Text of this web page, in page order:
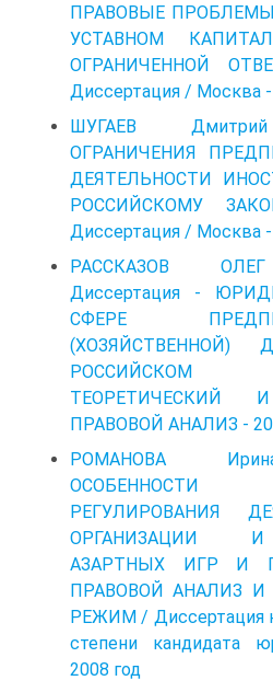
ПРАВОВЫЕ
УСТАВНОМ
ОГРАНИЧЕННОЙ
Диссертация / Москва -
ШУГАЕВ Дмитрий
ОГРАНИЧЕНИЯ
ДЕЯТЕЛЬНОСТИ
РОССИЙСКОМУ
Диссертация / Москва -
РАССКАЗОВ
Диссертация -
СФЕРЕ
(ХОЗЯЙСТВЕННОЙ)
РОССИЙСКОМ
ПРАВОВОЙ АНАЛИЗ -
РОМАНОВА
РЕГУЛИРОВАНИЯ
ОРГАНИЗАЦИИ
АЗАРТНЫХ ИГР И
ПРАВОВОЙ АНАЛИЗ
РЕЖИМ / Диссертация
степени кандидата
2008 год